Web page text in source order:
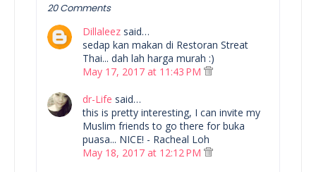
20 Comments
Dillaleez said…
sedap kan makan di Restoran Streat
Thai... dah lah harga murah :)
May 17, 2017 at 11:43 PM
dr-Life said…
this is pretty interesting, I can invite my
Muslim friends to go there for buka
puasa... NICE! - Racheal Loh
May 18, 2017 at 12:12 PM